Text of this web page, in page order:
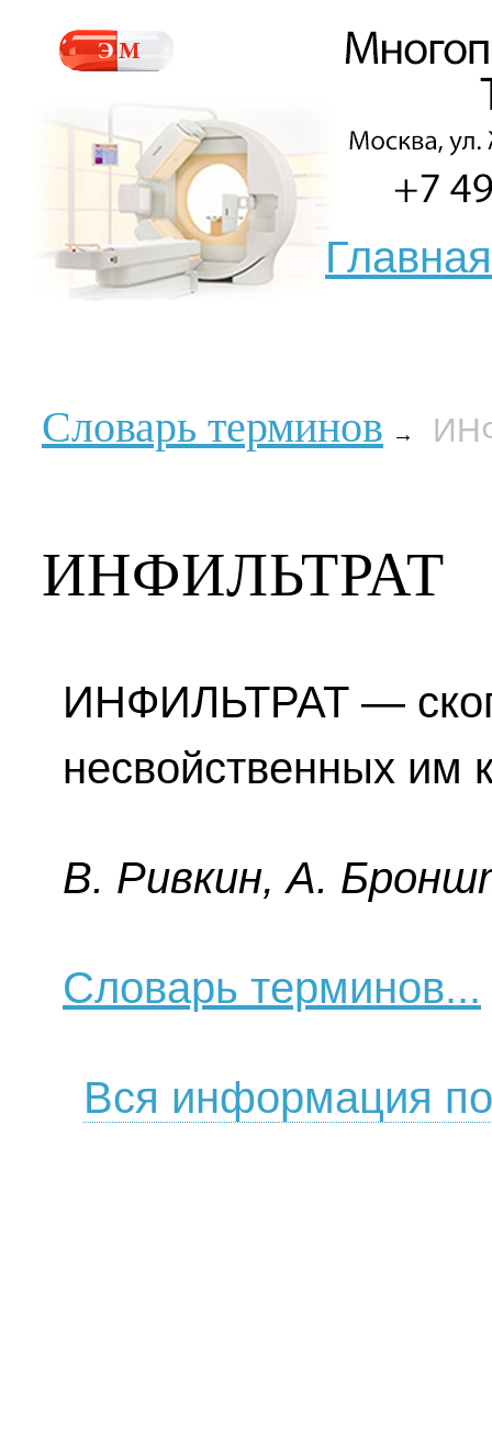
Главная
Словарь терминов →
ИНФИЛЬТРАТ
ИНФИЛЬТРАТ —
несвойственных им
B. Pивкин, A.
Словарь терминов...
Вся информация